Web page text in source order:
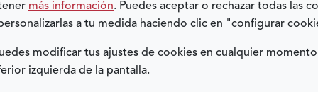
más información. Puedes aceptar o rechazar todas las
a tu medida haciendo clic en "configurar
modificar tus ajustes de cookies en cualquier
izquierda de la pantalla.
PERO NO REVUELTAS